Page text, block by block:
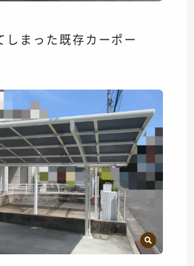
しまった既存カーポー